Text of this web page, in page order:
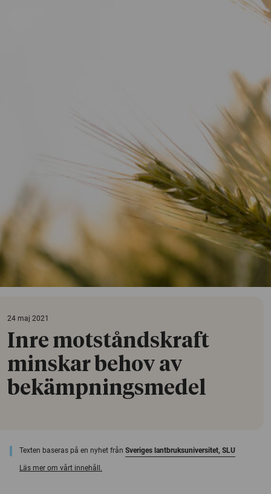
24 maj 2021
Inre motståndskraft
minskar behov av
bekämpningsmedel
Texten baseras på en nyhet från Sveriges lantbruksuniversitet, SLU
Läs mer om vårt innehåll.